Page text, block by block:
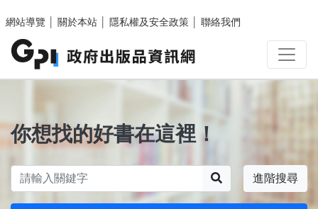
網站導覽
關於本站 隱私權及安全政策 聯絡我們
你想找的好書在這裡！
進階搜尋